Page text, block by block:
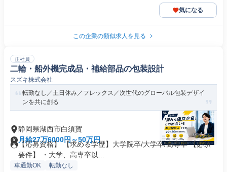
気になる
この企業の類似求人を見る
正社員
二輪・船外機完成品・補給部品の包装設計
スズキ株式会社
転勤なし／土日休み／フレックス／次世代のグローバル包装デザイ
ンを共に創る
静岡県湖西市白須賀
月給27万6000円～50万円
【応募資格】 【求める学歴】大学院卒/大学卒/高専卒 【必須
要件】 ・大学、高専卒以...
車通勤OK 転勤なし